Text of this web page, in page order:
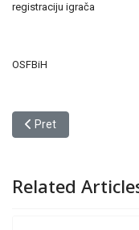
registraciju igrača
OSFBiH
Prethodni članak:
Pret
Related